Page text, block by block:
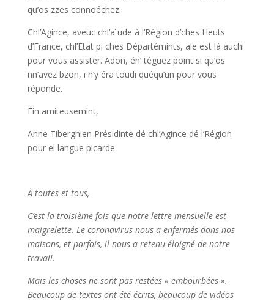
qu’os zzes connoéchez
Chl’Agince, aveuc chl’aïude à l’Région d’ches Heuts
d’France, chl’Etat pi ches Départémints, ale est là auchi
pour vous assister. Adon, én’ téguez point si qu’os
nn’avez bzon, i n’y éra toudi quéqu’un pour vous
réponde.
Fin amiteusemint,
Anne Tiberghien Présidinte dé chl’Agince dé l’Région
pour el langue picarde
À toutes et tous,
C’est la troisième fois que notre lettre mensuelle est
maigrelette. Le coronavirus nous a enfermés dans nos
maisons, et parfois, il nous a retenu éloigné de notre
travail.
Mais les choses ne sont pas restées « embourbées ».
Beaucoup de textes ont été écrits, beaucoup de vidéos